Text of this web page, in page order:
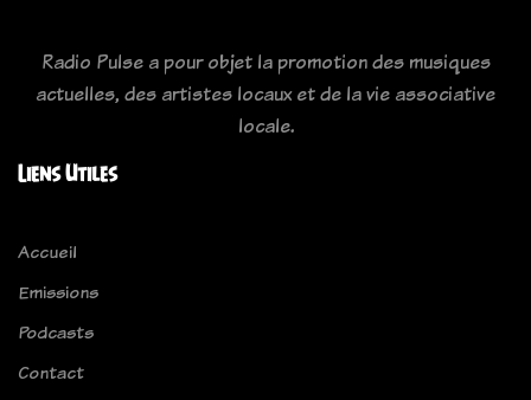
Radio Pulse a pour objet la promotion des musiques
actuelles, des artistes locaux et de la vie associative
locale.
Liens Utiles
Accueil
Emissions
Podcasts
Contact